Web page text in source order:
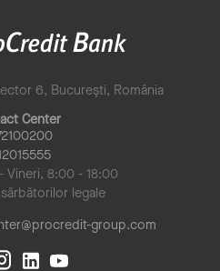
6, București, România
Center
Vineri, 8:00 - 18:00
legale
group.com